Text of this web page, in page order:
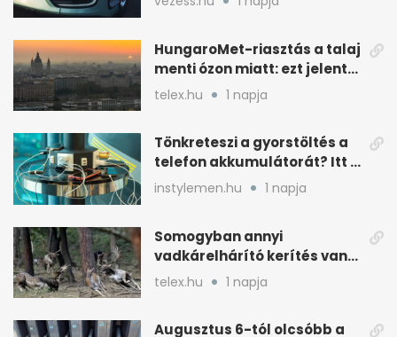
HungaroMet-riasztás a talaj
menti ózon miatt: ezt jelenti
a gyakorlatban
telex.hu 1 napja
Tönkreteszi a gyorstöltés a
telefon akkumulátorát? Itt a
válasz
instylemen.hu 1 napja
Somogyban annyi
vadkárelhárító kerítés van,
kétszer körbeérné az
telex.hu 1 napja
Augusztus 6-tól olcsóbb a